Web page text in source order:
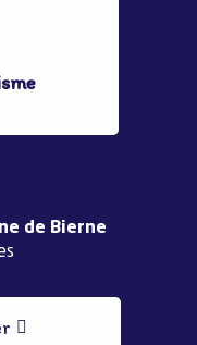
de Bierne